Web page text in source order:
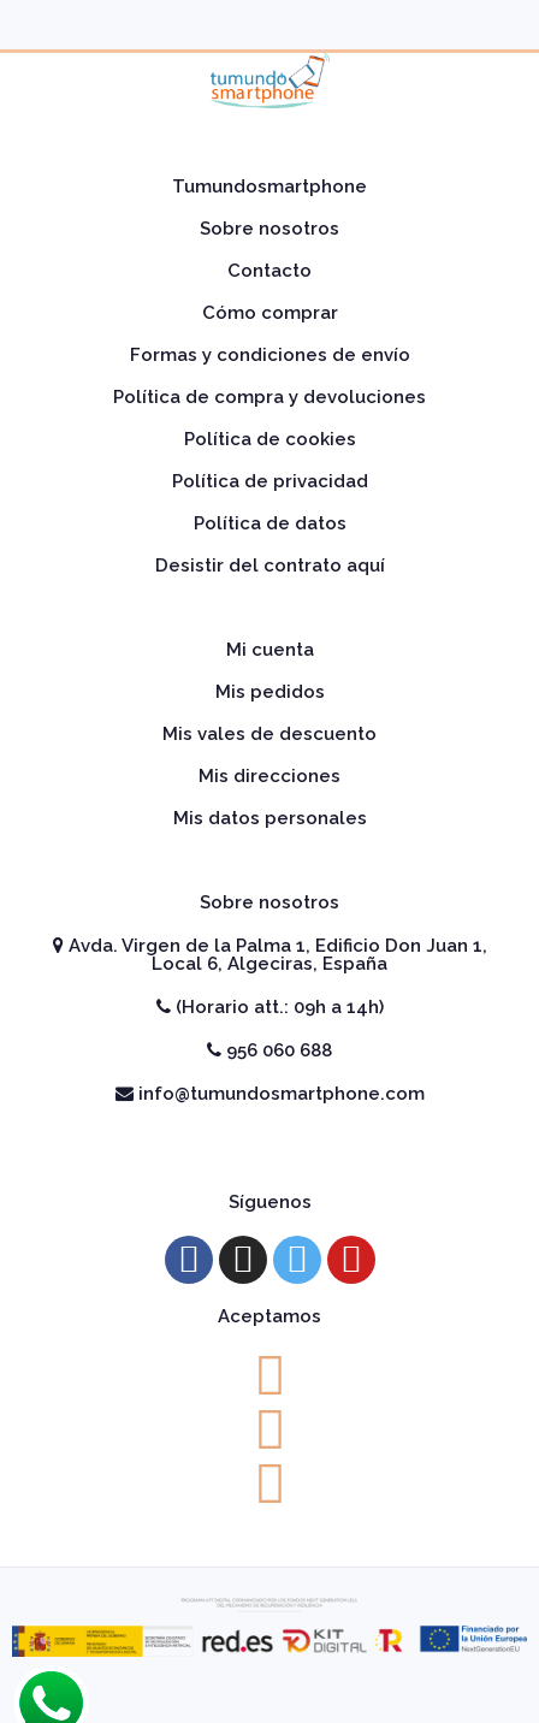
Tumundosmartphone
Sobre nosotros
Contacto
Cómo comprar
Formas y condiciones de envío
Política de compra y devoluciones
Política de cookies
Política de privacidad
Política de datos
Desistir del contrato aquí
Mi cuenta
Mis pedidos
Mis vales de descuento
Mis direcciones
Mis datos personales
Sobre nosotros
Avda. Virgen de la Palma 1, Edificio Don Juan 1,
Local 6, Algeciras, España
(Horario att.: 09h a 14h)
956 060 688
info@tumundosmartphone.com
Síguenos
Aceptamos